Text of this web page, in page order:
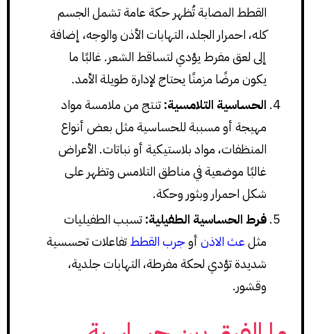
القطط المصابة تُظهر حكة عامة تشمل الجسم
كله، احمرار الجلد، التهابات الأذن والوجه، إضافة
إلى لعق مفرط يؤدي لتساقط الشعر. غالبًا ما
يكون مرضًا مزمنًا يحتاج لإدارة طويلة الأمد.
الحساسية التلامسية:تنتج من ملامسة مواد
مهيجة أو مسببة للحساسية مثل بعض أنواع
المنظفات، مواد بلاستيكية أو نباتات. الأعراض
غالبًا موضعية في مناطق التلامس وتظهر على
شكل احمرار وبثور وحكة.
فرط الحساسية الطفيلية:تسبب الطفيليات
مثلعث الاذنأوجرب القططتفاعلات تحسسية
شديدة تؤدي لحكة مفرطة، التهابات جلدية،
وقشور.